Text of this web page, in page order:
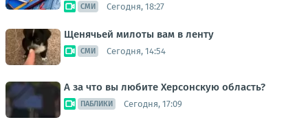
СМИ Сегодня, 18:27
Щенячьей милоты вам в ленту
СМИ Сегодня, 14:54
А за что вы любите Херсонскую область?
ПАБЛИКИ Сегодня, 17:09